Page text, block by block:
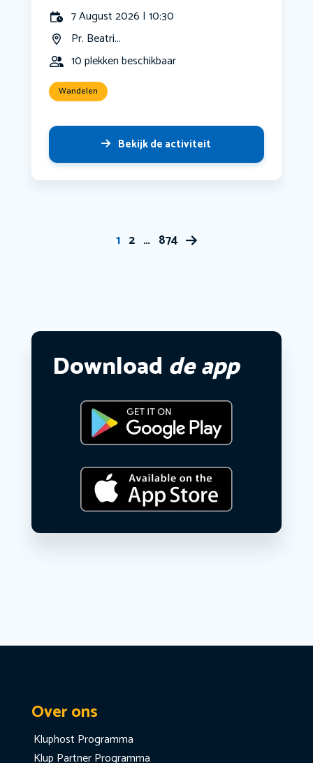
7 August 2026 | 10:30
Pr. Beatri...
10 plekken beschikbaar
Wandelen
Bekijk de activiteit
1 2 … 874
Download de app
Over ons
Kluphost Programma
Klup Partner Programma